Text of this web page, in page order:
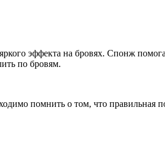
эффекта на бровях. Спонж
по бровям.
помнить о том, что